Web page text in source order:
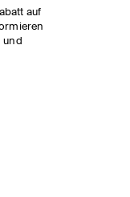
auf
und